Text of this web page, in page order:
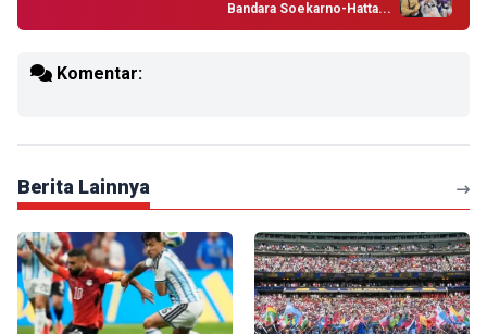
Bandara Soekarno-Hatta...
Komentar:
Berita Lainnya